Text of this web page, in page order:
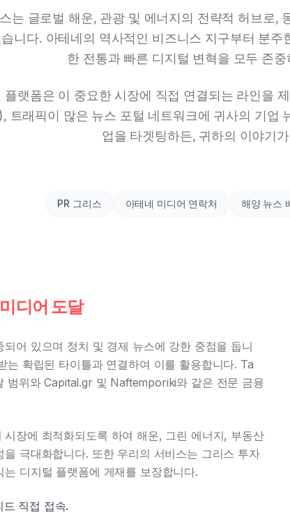
는 글로벌 해운, 관광 및 에너지의 전략적 허브로,
습니다. 아테네의 역사적인 비즈니스 지구부터 분
한 전통과 빠른 디지털 변혁을 모두 존
플랫폼은 이 중요한 시장에 직접 연결되는 라인을
트래픽이 많은 뉴스 포털 네트워크에 귀사의 기업
업을 타겟팅하든, 귀하의 이야기
PR 그리스 아테네 미디어 연락처 해양 뉴스
디어 도달
어 있으며 정치 및 경제 뉴스에 강한 중점을 둡니
는 확립된 타이틀과 연결하여 이를 활용합니다. Ta
범위와 Capital.gr 및 Naftemporiki와 같은 전문 금융
장에 최적화되도록 하여 해운, 그린 에너지, 부동산
극대화합니다. 또한 우리의 서비스는 그리스 투자
디지털 플랫폼에 게재를 보장합니다.
직접 접속.